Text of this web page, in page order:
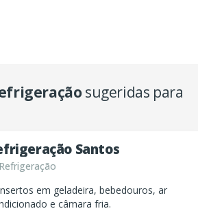
sugeridas para
Santos
em geladeira, bebedouros, ar
e câmara fria.